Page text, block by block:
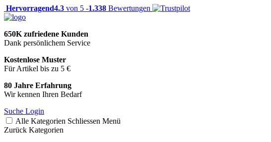
Hervorragend4.3 von 5 -1.338 Bewertungen
650K zufriedene Kunden
Dank persönlichem Service
Kostenlose Muster
Für Artikel bis zu 5 €
80 Jahre Erfahrung
Wir kennen Ihren Bedarf
Suche Login
Alle Kategorien Schliessen Menü
Zurück Kategorien